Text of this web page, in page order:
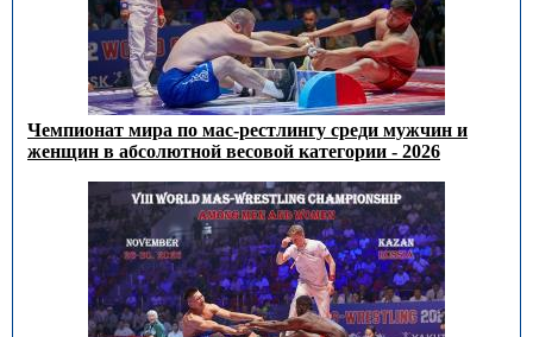
Чемпионат мира по мас-рестлингу среди мужчин и
женщин в абсолютной весовой категории - 2026